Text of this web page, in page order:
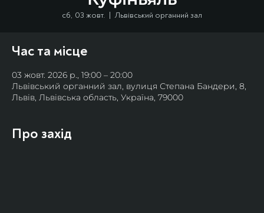
сб, 03 жовт.
  |
Львівський органний зал
Час та місце
03 жовт. 2026 р., 19:00 – 20:00
Львівський органний зал, вулиця Степана Бандери, 8,
Львів, Львівська область, Україна, 79000
Про захід